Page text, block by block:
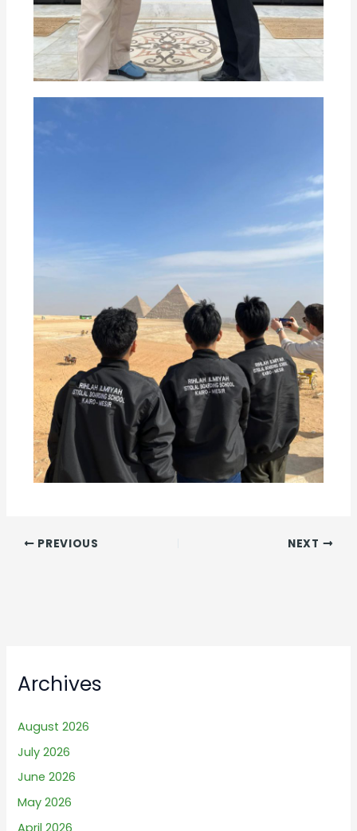
PREVIOUS NEXT
Archives
August 2026
July 2026
June 2026
May 2026